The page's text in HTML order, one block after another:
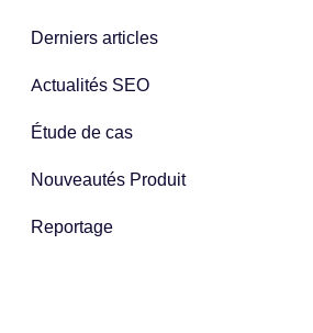
Derniers articles
Actualités SEO
Étude de cas
Nouveautés Produit
Reportage